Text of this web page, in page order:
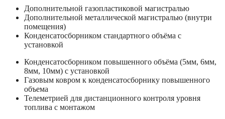
Дополнительной газопластиковой магистралью
Дополнительной металлической магистралью (внутри
помещения)
Конденсатосборником стандартного объёма с
установкой
Конденсатосборником повышенного объёма (5мм, 6мм,
8мм, 10мм) с установкой
Газовым ковром к конденсатосборнику повышенного
объема
Телеметрией для дистанционного контроля уровня
топлива с монтажом